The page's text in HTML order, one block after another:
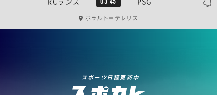
ボラルト＝デレリス
スポーツ日程更新中